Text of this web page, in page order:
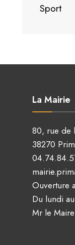
Sport
La Mairie
80, rue de
38270
Ouverture
Du lundi
Mr le